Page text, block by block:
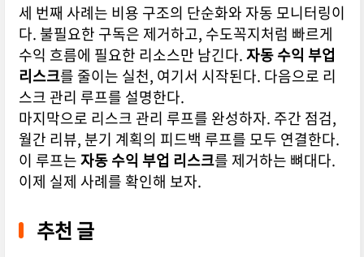
세 번째 사례는 비용 구조의 단순화와 자동 모니터링이
다. 불필요한 구독은 제거하고, 수도꼭지처럼 빠르게
수익 흐름에 필요한 리소스만 남긴다.자동 수익 부업
리스크를 줄이는 실천, 여기서 시작된다. 다음으로 리
스크 관리 루프를 설명한다.
마지막으로 리스크 관리 루프를 완성하자. 주간 점검,
월간 리뷰, 분기 계획의 피드백 루프를 모두 연결한다.
이 루프는자동 수익 부업 리스크를 제거하는 뼈대다.
이제 실제 사례를 확인해 보자.
추천 글